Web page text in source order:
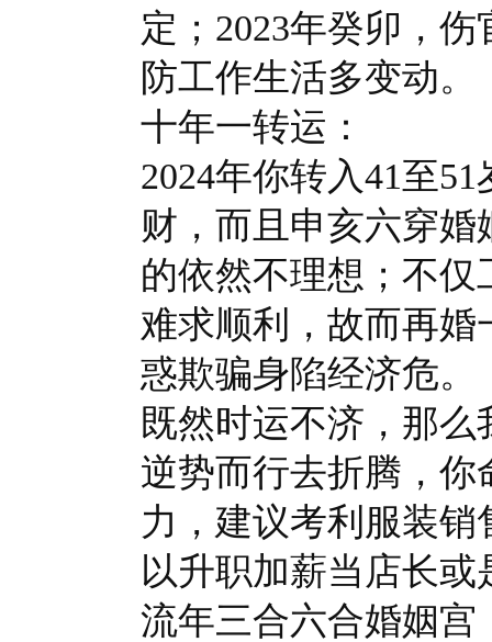
定；2023年癸卯，
防工作生活多变动。
十年一转运：
2024年你转入41至
财，而且申亥六穿
的依然不理想；不
难求顺利，故而再
惑欺骗身陷经济危。
既然时运不济，那
逆势而行去折腾，
力，建议考利服装
以升职加薪当店长或
流年三合六合婚姻